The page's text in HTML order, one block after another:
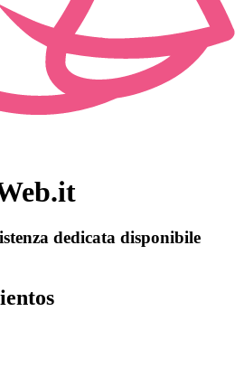
dedicata disponibile